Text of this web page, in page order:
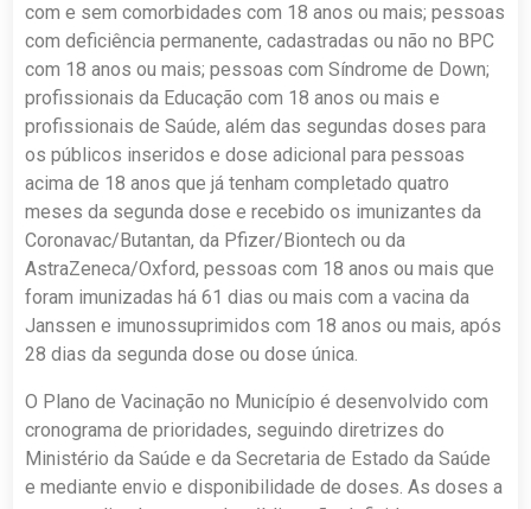
com e sem comorbidades com 18 anos ou mais; pessoas
com deficiência permanente, cadastradas ou não no BPC
com 18 anos ou mais; pessoas com Síndrome de Down;
profissionais da Educação com 18 anos ou mais e
profissionais de Saúde, além das segundas doses para
os públicos inseridos e dose adicional para pessoas
acima de 18 anos que já tenham completado quatro
meses da segunda dose e recebido os imunizantes da
Coronavac/Butantan, da Pfizer/Biontech ou da
AstraZeneca/Oxford, pessoas com 18 anos ou mais que
foram imunizadas há 61 dias ou mais com a vacina da
Janssen e imunossuprimidos com 18 anos ou mais, após
28 dias da segunda dose ou dose única.
O Plano de Vacinação no Município é desenvolvido com
cronograma de prioridades, seguindo diretrizes do
Ministério da Saúde e da Secretaria de Estado da Saúde
e mediante envio e disponibilidade de doses. As doses a